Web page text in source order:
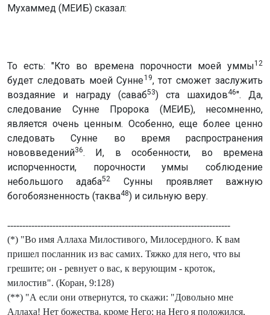
Мухаммед (МЕИБ) сказал:
То есть: "Кто во времена порочности моей уммы12
будет следовать моей Сунне19, тот сможет заслужить
воздаяние и награду (саваб53) ста шахидов46". Да,
следование Сунне Пророка (МЕИБ), несомненно,
является очень ценным. Особенно, еще более ценно
следовать Сунне во время распространения
нововведений36. И, в особенности, во времена
испорченности, порочности уммы соблюдение
небольшого адаба52
Сунны проявляет важную
богобоязненность (таква48) и сильную веру.
--------------------------------------------------------------------------
(*) "Во имя Аллаха Милостивого, Милосердного. К вам
пришел посланник из вас самих. Тяжко для него, что вы
грешите; он - ревнует о вас, к верующим - кроток,
милостив". (Коран, 9:128)
(**) "А если они отвернутся, то скажи: "Довольно мне
Аллаха! Нет божества, кроме Него; на Него я положился,